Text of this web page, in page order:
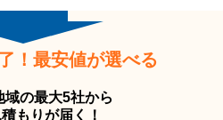
！最安値が選べる
域の最大5社から
もりが届く！